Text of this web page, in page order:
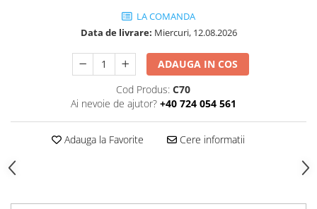
LA COMANDA
Data de livrare: Miercuri, 12.08.2026
ADAUGA IN COS
Cod Produs: C70
Ai nevoie de ajutor? +40 724 054 561
Adauga la Favorite Cere informatii